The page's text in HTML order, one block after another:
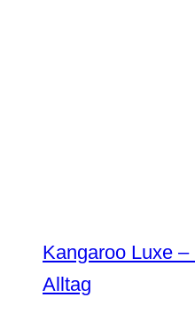
Kangaroo Luxe
Alltag